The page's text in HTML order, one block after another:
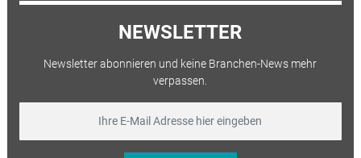
NEWSLETTER
Newsletter abonnieren und keine Branchen-News mehr
verpassen.